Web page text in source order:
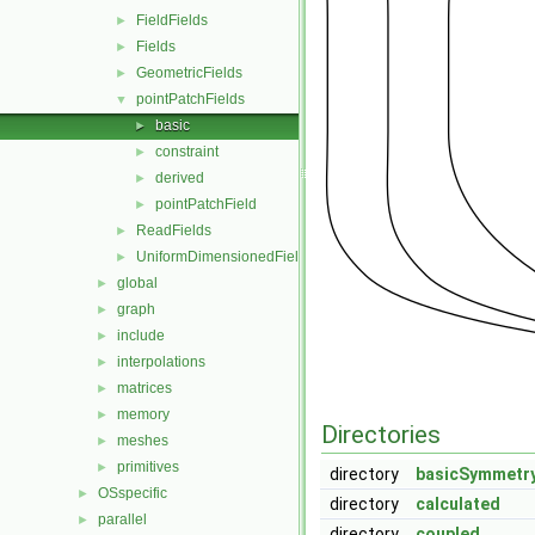
► FieldFields
► Fields
► GeometricFields
▼ pointPatchFields
► basic
► constraint
► derived
► pointPatchField
► ReadFields
► UniformDimensionedFields
► global
► graph
► include
► interpolations
► matrices
► memory
► meshes
► primitives
► OSspecific
► parallel
Directories
directory
directory
calculated